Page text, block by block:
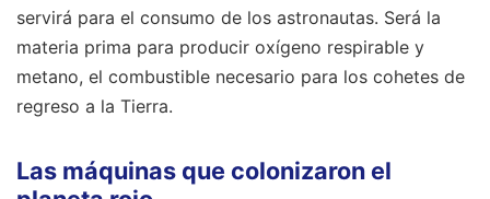
servirá para el consumo de los astronautas. Será la
materia prima para producir oxígeno respirable y
metano, el combustible necesario para los cohetes de
regreso a la Tierra.
Las máquinas que colonizaron el